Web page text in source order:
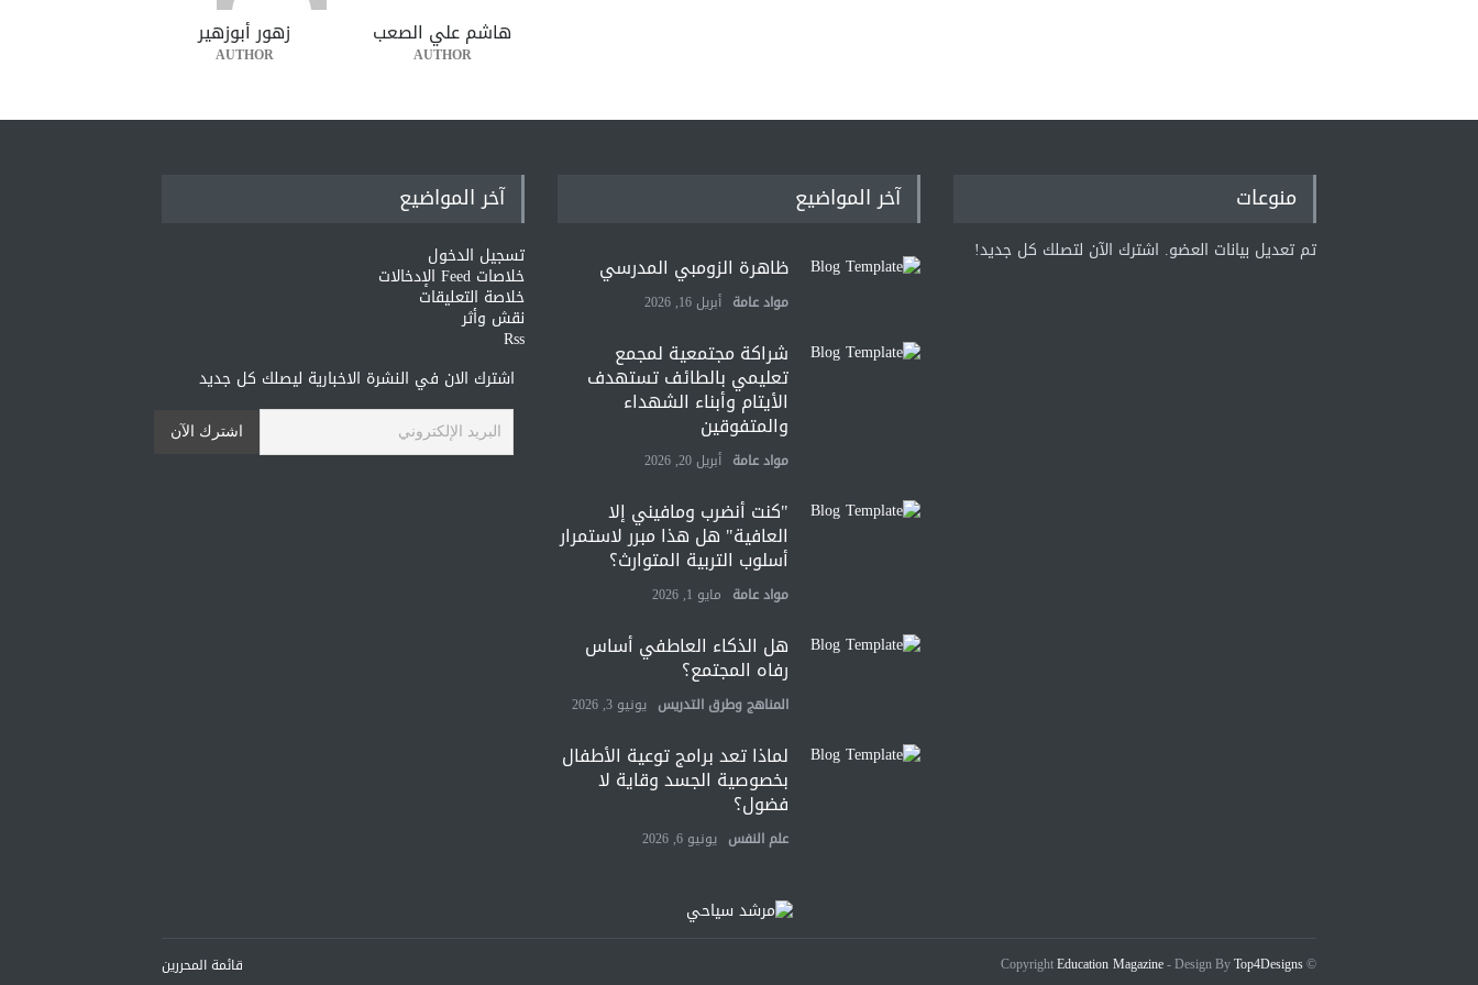
هاشم علي الصعب
AUTHOR
زهور أبوزهير
AUTHOR
منوعات
تم تعديل بيانات العضو. اشترك الآن لتصلك كل جديد!
آخر المواضيع
ظاهرة الزومبي المدرسي
مواد عامة أبريل 16, 2026
شراكة مجتمعية لمجمع
تعليمي بالطائف تستهدف
الأيتام وأبناء الشهداء
والمتفوقين
مواد عامة أبريل 20, 2026
"كنت أنضرب ومافيني إلا
العافية" هل هذا مبرر لاستمرار
أسلوب التربية المتوارث؟
مواد عامة مايو 1, 2026
هل الذكاء العاطفي أساس
رفاه المجتمع؟
المناهج وطرق التدريس يونيو 3, 2026
لماذا تعد برامج توعية الأطفال
بخصوصية الجسد وقاية لا
فضول؟
علم النفس يونيو 6, 2026
آخر المواضيع
تسجيل الدخول
خلاصات Feed الإدخالات
خلاصة التعليقات
نقش وأثر
Rss
اشترك الان في النشرة الاخبارية ليصلك كل جديد
© Copyright
Education Magazine - Design By Top4Designs قائمة المحررين